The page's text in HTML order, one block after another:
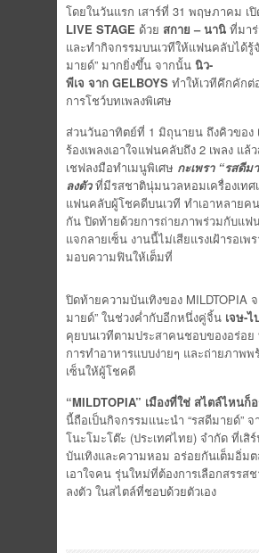
โดยในวันแรก เสาร์ที่ 31 พฤษภาคม เปิ
LIVE STAGE ด้วย สกาย – นานิ ที่มา
และทำกิจกรรมบนเวทีให้แฟนคลับได้รู้
มายด์” มากยิ่งขึ้น จากนั้น นิว-
พีเจ จาก GELBOYS ทำให้เวทีคึกคักต่
การโชว์บทเพลงพิเศษ
ส่วนวันอาทิตย์ที่ 1 มิถุนายน ถึงคิวของ
ร้องเพลงเอาใจแฟนคลับถึง 2 เพลง แ
เชฟลงมือทำเมนูพิเศษ กะเพรา “รสดีม
ลงตัวที่มีรสชาตินุ่มนวลหอมเครื่องเทศ
แฟนคลับผู้โชคดีบนเวที ทำเอาหลายค
กัน ปิดท้ายด้วยการถ่ายภาพร่วมกับแฟ
แจกลายเซ็น งานนี้ไม่เสียแรงเฝ้ารอเพ
มอบความฟินให้เต็มที่
ปิดท้ายความบันเทิงของ MILDTOPIA
มายด์” ในช่วงค่ำกับอีกหนึ่งคู่จิ้น เจษ-ไ
คุยบนเวทีตามประสาคนชอบของอร่อย
การทำอาหารแบบง่ายๆ และถ่ายภาพ
เซ็นให้ผู้โชคดี
“MILDTOPIA” เมืองที่ใช่ สไตล์ไหนก็
นี้ถือเป็นกิจกรรมแนะนำ “รสดีมายด์”
โนะโมะโต๊ะ (ประเทศไทย) จำกัด ที่เสิ
บันเทิงและความหอม อร่อยกันเต็มอิ่ม
เอาใจคน รุ่นใหม่ที่ต้องการเลือกสรรส
ลงตัว ในสไตล์ที่ชอบด้วยตัวเอง